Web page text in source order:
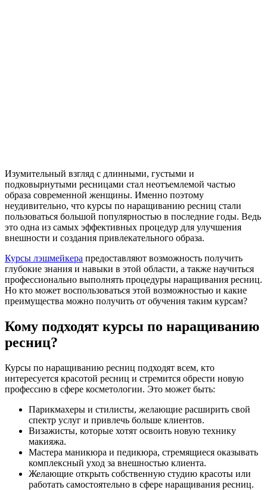
Изумительный взгляд с длинными, густыми и
подковырнутыми ресницами стал неотъемлемой частью
образа современной женщины. Именно поэтому
неудивительно, что курсы по наращиванию ресниц стали
пользоваться большой популярностью в последние годы. Ведь
это одна из самых эффективных процедур для улучшения
внешности и создания привлекательного образа.
Курсы лэшмейкера предоставляют возможность получить
глубокие знания и навыки в этой области, а также научиться
профессионально выполнять процедуры наращивания ресниц.
Но кто может воспользоваться этой возможностью и какие
преимущества можно получить от обучения таким курсам?
Кому подходят курсы по наращиванию
ресниц?
Курсы по наращиванию ресниц подходят всем, кто
интересуется красотой ресниц и стремится обрести новую
профессию в сфере косметологии. Это может быть:
Парикмахеры и стилисты, желающие расширить свой
спектр услуг и привлечь больше клиентов.
Визажисты, которые хотят освоить новую технику
макияжа.
Мастера маникюра и педикюра, стремящиеся оказывать
комплексный уход за внешностью клиента.
Желающие открыть собственную студию красоты или
работать самостоятельно в сфере наращивания ресниц.